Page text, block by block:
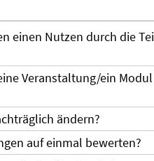
einen Nutzen durch die
Veranstaltung/ein
ändern?
auf einmal bewerten?